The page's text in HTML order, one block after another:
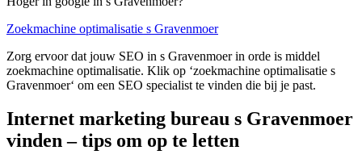
Zoekmachine optimalisatie s Gravenmoer
Zorg ervoor dat jouw SEO in s Gravenmoer in orde is middel
zoekmachine optimalisatie. Klik op ‘zoekmachine optimalisatie s
Gravenmoer‘ om een SEO specialist te vinden die bij je past.
Internet marketing bureau s Gravenmoer
vinden – tips om op te letten